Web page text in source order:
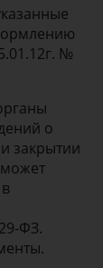
№
о
закрытии
ФЗ.